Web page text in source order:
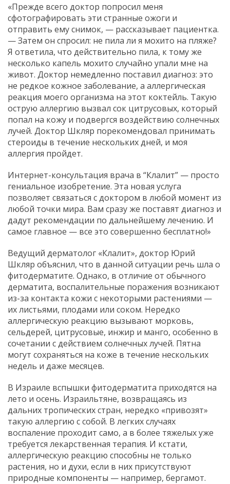
«Прежде всего доктор попросил меня
сфотографировать эти странные ожоги и
отправить ему снимок, — рассказывает пациентка.
— Затем он спросил: не пила ли я мохито на пляже?
Я ответила, что действительно пила, к тому же
несколько капель мохито случайно упали мне на
живот. Доктор немедленно поставил диагноз: это
не редкое кожное заболевание, а аллергическая
реакция моего организма на этот коктейль. Такую
острую аллергию вызвал сок цитрусовых, который
попал на кожу и подвергся воздействию солнечных
лучей. Доктор Шкляр порекомендовал принимать
стероиды в течение нескольких дней, и моя
аллергия пройдет.
Интернет-консультация врача в “Клалит” — просто
гениальное изобретение. Эта новая услуга
позволяет связаться с доктором в любой момент из
любой точки мира. Вам сразу же поставят диагноз и
дадут рекомендации по дальнейшему лечению. И
самое главное — все это совершенно бесплатно!»
Ведущий дерматолог «Клалит», доктор Юрий
Шкляр объяснил, что в данной ситуации речь шла о
фитодерматите. Однако, в отличие от обычного
дерматита, воспалительные поражения возникают
из-за контакта кожи с некоторыми растениями —
их листьями, плодами или соком. Нередко
аллергическую реакцию вызывают морковь,
сельдерей, цитрусовые, инжир и манго, особенно в
сочетании с действием солнечных лучей. Пятна
могут сохраняться на коже в течение нескольких
недель и даже месяцев.
В Израиле вспышки фитодерматита приходятся на
лето и осень. Израильтяне, возвращаясь из
дальних тропических стран, нередко «привозят»
такую аллергию с собой. В легких случаях
воспаление проходит само, а в более тяжелых уже
требуется лекарственная терапия. И кстати,
аллергическую реакцию способны не только
растения, но и духи, если в них присутствуют
природные компоненты — например, бергамот.